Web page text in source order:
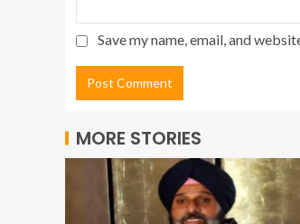
Save my name, email, and
MORE STORIES